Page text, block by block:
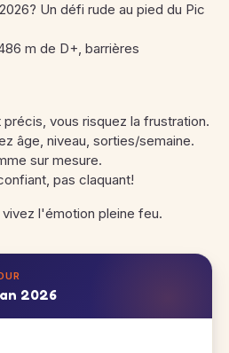
Un défi rude au pied du Pic
m de D+, barrières
vous risquez la frustration.
âge, niveau, sorties/semaine.
sur mesure.
pas claquant!
l'émotion pleine feu.
2026